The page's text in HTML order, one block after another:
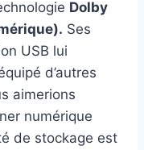
Dolby
Ses
USB lui
d’autres
aimerions
numérique
de stockage est